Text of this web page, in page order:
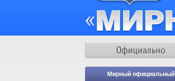
Мирный официальный